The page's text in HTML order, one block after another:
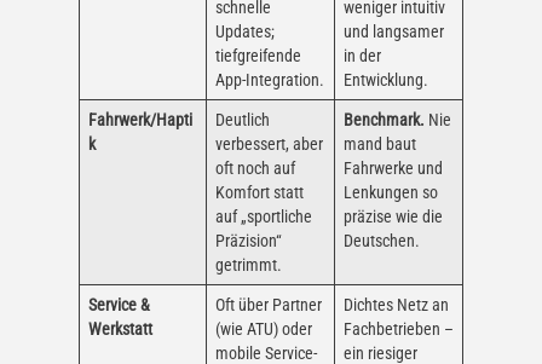
schnelle
Updates;
tiefgreifende
App-Integration.
weniger intuitiv
und langsamer
in der
Entwicklung.
Fahrwerk/Hapti
k
Deutlich
verbessert, aber
oft noch auf
Komfort statt
auf „sportliche
Präzision“
getrimmt.
Benchmark. Nie
mand baut
Fahrwerke und
Lenkungen so
präzise wie die
Deutschen.
Service &
Werkstatt
Oft über Partner
(wie ATU) oder
mobile Service-
Dichtes Netz an
Fachbetrieben –
ein riesiger